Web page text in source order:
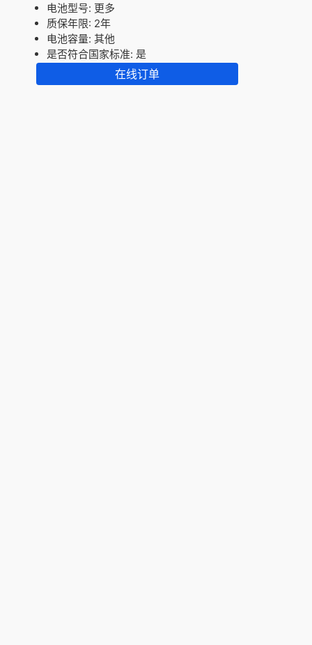
电池型号: 更多
质保年限: 2年
电池容量: 其他
是否符合国家标准: 是
在线订单